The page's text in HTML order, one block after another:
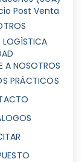
Post Venta
LOGÍSTICA
A NOSOTROS
PRÁCTICOS